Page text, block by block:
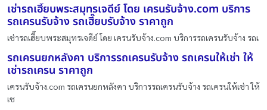
เช่ารถเฮี๊ยบพระสมุทรเจดีย์ โดย เครนรับจ้าง.com บริการ
รถเครนรับจ้าง รถเฮี๊ยบรับจ้าง ราคาถูก
เช่ารถเฮี๊ยบพระสมุทรเจดีย์ โดย เครนรับจ้าง.com บริการรถเครนรับจ้าง รถเ
รถเครนยกหลังคา บริการรถเครนรับจ้าง รถเครนให้เช่า ให้
เช่ารถเครน ราคาถูก
เครนรับจ้าง.com รถเครนยกหลังคา บริการรถเครนรับจ้าง รถเครนให้เช่า ให้
เช